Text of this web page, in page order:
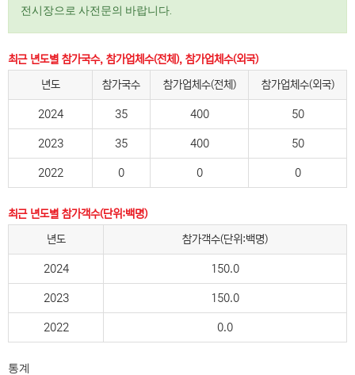
전시장으로 사전문의 바랍니다.
최근 년도별 참가국수, 참가업체수(전체), 참가업체수(외국)
년도
참가국수 참가업체수(전체) 참가업체수(외국)
2024 35 400 50
2023 35 400 50
2022 0 0 0
최근 년도별 참가객수(단위:백명)
년도
참가객수(단위:백명)
2024 150.0
2023 150.0
2022 0.0
통계